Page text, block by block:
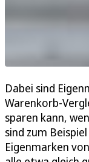
Dabei sind
Warenkorb-
sparen kann,
sind zum
Eigenmarken